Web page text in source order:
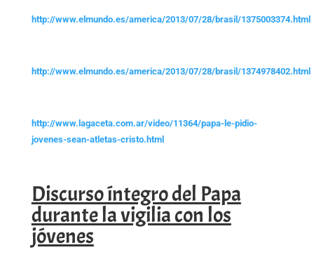
http://www.elmundo.es/america/2013/07/28/brasil/1375003374.html
http://www.elmundo.es/america/2013/07/28/brasil/1374978402.html
http://www.lagaceta.com.ar/video/11364/papa-le-pidio-
jovenes-sean-atletas-cristo.html
Discurso íntegro del Papa
durante la vigilia con los
jóvenes